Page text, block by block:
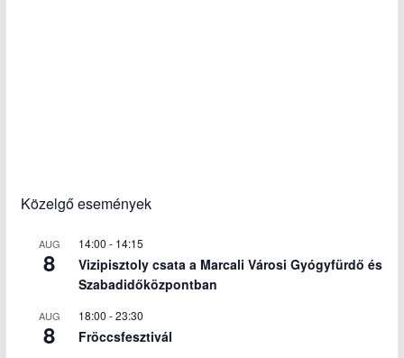
Közelgő események
AUG
8
14:00 - 14:15
Vizipisztoly csata a Marcali Városi Gyógyfürdő és
Szabadidőközpontban
AUG
8
18:00 -23:30
Fröccsfesztivál